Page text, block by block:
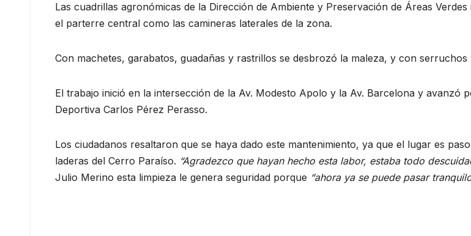
Las cuadrillas agronómicas de la Dirección de Ambiente y Preservación de Áreas
el parterre central como las camineras laterales de la zona.
Con machetes, garabatos, guadañas y rastrillos se desbrozó la maleza, y con
El trabajo inició en la intersección de la Av. Modesto Apolo y la Av. Barcelona y avanzó
Deportiva Carlos Pérez Perasso.
Los ciudadanos resaltaron que se haya dado este mantenimiento, ya que el lugar es
laderas del Cerro Paraíso. “Agradezco que hayan hecho esta labor, estaba todo
Julio Merino esta limpieza le genera seguridad porque “ahora ya se puede pasar